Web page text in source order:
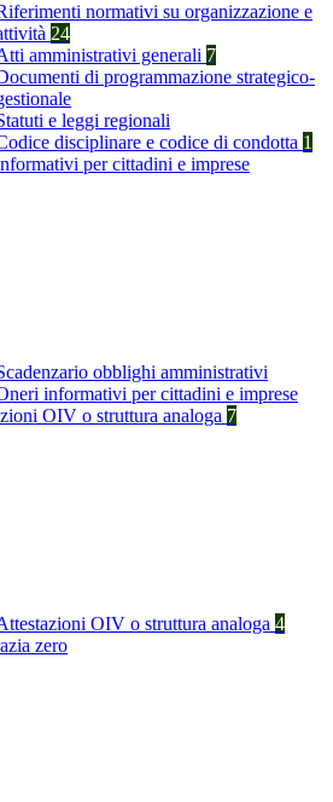
normativi su organizzazione e
24
amministrativi generali 7
di programmazione strategico-
e leggi regionali
disciplinare e codice di condotta 1
per cittadini e imprese
obblighi amministrativi
informativi per cittadini e imprese
OIV o struttura analoga 7
OIV o struttura analoga 4
zero